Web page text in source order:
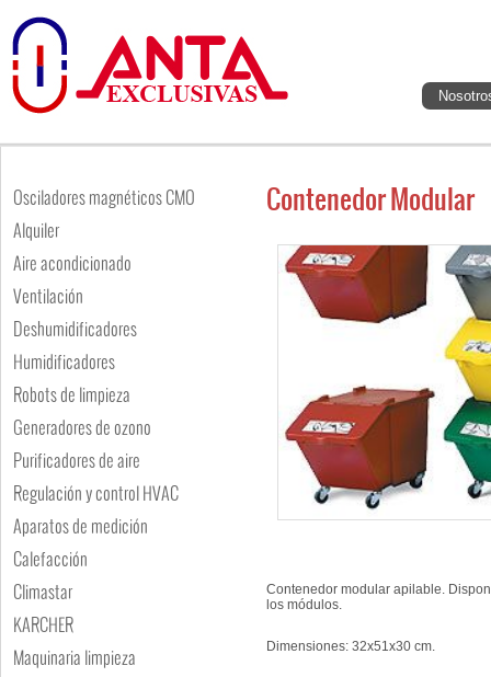
Osciladores magnéticos CMO
Alquiler
Aire acondicionado
Ventilación
Deshumidificadores
Humidificadores
Robots de limpieza
Generadores de ozono
Purificadores de aire
Regulación y control HVAC
Aparatos de medición
Calefacción
Climastar
KARCHER
Maquinaria limpieza
Contenedor Modular
Contenedor modular apilable.
los módulos.
Dimensiones: 32x51x30 cm.